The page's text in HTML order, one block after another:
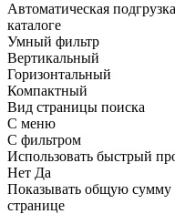
Автоматическая
каталоге
Умный фильтр
Вертикальный
Горизонтальный
Компактный
Вид страницы поиска
С меню
С фильтром
Использовать быстрый
Нет Да
Показывать общую сумму
странице